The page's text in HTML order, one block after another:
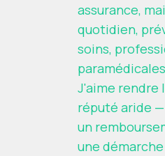
assurance,
quotidien,
soins,
J'aime rendre
réputé aride
un
une